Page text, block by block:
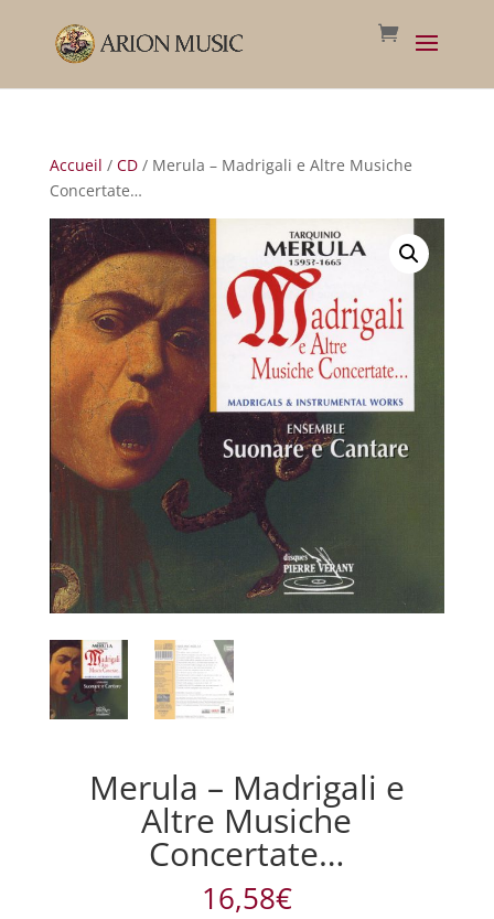
Accueil / CD/ Merula – Madrigali e Altre Musiche
Concertate…
Merula – Madrigali e
Altre Musiche
Concertate…
16,58€